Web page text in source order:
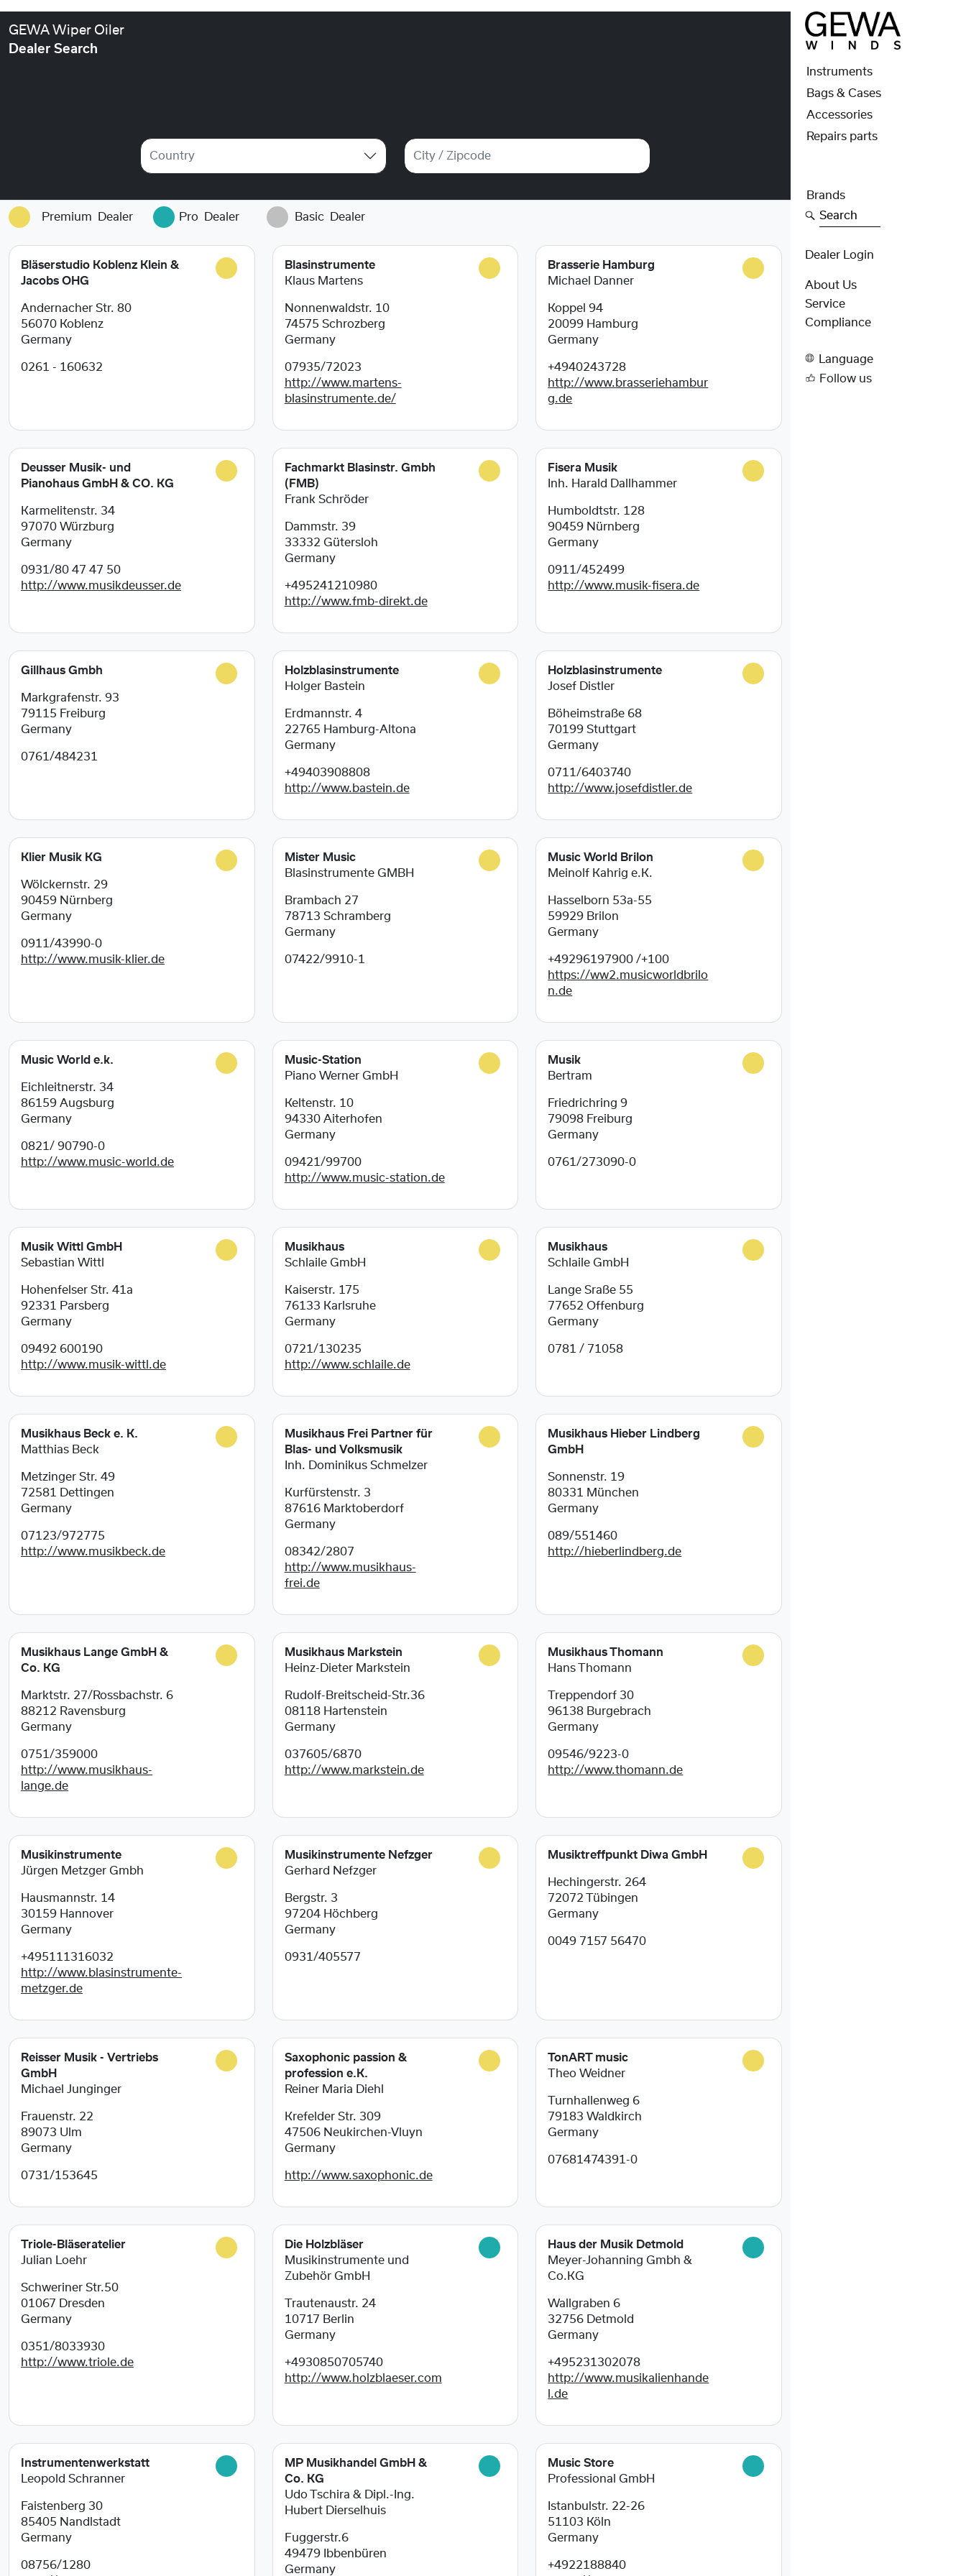
GEWA Wiper Oiler
Dealer Search
Country
Premium Dealer Pro Dealer Basic Dealer
Bläserstudio Koblenz Klein &
Jacobs OHG
Andernacher Str. 80
56070 Koblenz
Germany
0261 - 160632
Blasinstrumente
Klaus Martens
Nonnenwaldstr. 10
74575 Schrozberg
Germany
07935/72023
http://www.martens-
blasinstrumente.de/
Brasserie Hamburg
Michael Danner
Koppel 94
20099 Hamburg
Germany
+4940243728
http://www.brasseriehambur
g.de
Deusser Musik- und
Pianohaus GmbH & CO. KG
Karmelitenstr. 34
97070 Würzburg
Germany
0931/80 47 47 50
http://www.musikdeusser.de
Fachmarkt Blasinstr. Gmbh
(FMB)
Frank Schröder
Dammstr. 39
33332 Gütersloh
Germany
+495241210980
http://www.fmb-direkt.de
Fisera Musik
Inh. Harald Dallhammer
Humboldtstr. 128
90459 Nürnberg
Germany
0911/452499
http://www.musik-fisera.de
Gillhaus Gmbh
Markgrafenstr. 93
79115 Freiburg
Germany
0761/484231
Holzblasinstrumente
Holger Bastein
Erdmannstr. 4
22765 Hamburg-Altona
Germany
+49403908808
http://www.bastein.de
Holzblasinstrumente
Josef Distler
Böheimstraße 68
70199Stuttgart
Germany
0711/6403740
http://www.josefdistler.de
Klier Musik KG
Wölckernstr. 29
90459 Nürnberg
Germany
0911/43990-0
http://www.musik-klier.de
Mister Music
Blasinstrumente GMBH
Brambach 27
78713 Schramberg
Germany
07422/9910-1
Music World Brilon
Meinolf Kahrig e.K.
Hasselborn 53a-55
59929 Brilon
Germany
+49296197900 /+100
https://ww2.musicworldbrilo
n.de
Music World e.k.
Eichleitnerstr. 34
86159 Augsburg
Germany
0821/ 90790-0
http://www.music-world.de
Music-Station
Piano Werner GmbH
Keltenstr. 10
94330 Aiterhofen
Germany
09421/99700
http://www.music-station.de
Musik
Bertram
Friedrichring 9
79098 Freiburg
Germany
0761/273090-0
Musik Wittl GmbH
Sebastian Wittl
Hohenfelser Str. 41a
92331
Parsberg
Germany
09492 600190
http://www.musik-wittl.de
Musikhaus
Schlaile GmbH
Kaiserstr. 175
76133 Karlsruhe
Germany
0721/130235
http://www.schlaile.de
Musikhaus
Schlaile GmbH
Lange Sraße 55
77652 Offenburg
Germany
0781 / 71058
Musikhaus Beck e. K.
Matthias Beck
Metzinger Str. 49
72581
Dettingen
Germany
07123/972775
http://www.musikbeck.de
Musikhaus Frei Partner für
Blas- und Volksmusik
Inh. Dominikus Schmelzer
Kurfürstenstr. 3
87616 Marktoberdorf
Germany
08342/2807
http://www.musikhaus-
frei.de
Musikhaus Hieber Lindberg
GmbH
Sonnenstr. 19
80331
München
Germany
089/551460
http://hieberlindberg.de
Musikhaus Lange GmbH &
Co. KG
Marktstr. 27/Rossbachstr. 6
88212 Ravensburg
Germany
0751/359000
http://www.musikhaus-
lange.de
Musikhaus Markstein
Heinz-Dieter Markstein
Rudolf-Breitscheid-Str.36
08118 Hartenstein
Germany
037605/6870
http://www.markstein.de
Musikhaus Thomann
Hans Thomann
Treppendorf 30
96138 Burgebrach
Germany
09546/9223-0
http://www.thomann.de
Musikinstrumente
Jürgen Metzger Gmbh
Hausmannstr. 14
30159 Hannover
Germany
+495111316032
http://www.blasinstrumente-
metzger.de
Musikinstrumente Nefzger
Gerhard Nefzger
Bergstr. 3
97204 Höchberg
Germany
0931/405577
Musiktreffpunkt Diwa GmbH
Hechingerstr. 264
72072
Tübingen
Germany
0049 7157 56470
Reisser Musik - Vertriebs
GmbH
Michael Junginger
Frauenstr. 22
89073 Ulm
Germany
0731/153645
Saxophonic passion &
profession e.K.
Reiner Maria Diehl
Krefelder Str. 309
47506 Neukirchen-Vluyn
Germany
http://www.saxophonic.de
TonART music
Theo Weidner
Turnhallenweg 6
79183Waldkirch
Germany
07681474391-0
Triole-Bläseratelier
Julian Loehr
Schweriner Str.50
01067
Dresden
Germany
0351/8033930
http://www.triole.de
Die Holzbläser
Musikinstrumente und
Zubehör GmbH
Trautenaustr. 24
10717 Berlin
Germany
+4930850705740
http://www.holzblaeser.com
Haus der Musik Detmold
Meyer-Johanning Gmbh &
Co.KG
Wallgraben 6
32756
Detmold
Germany
+495231302078
http://www.musikalienhande
l.de
Instrumentenwerkstatt
Leopold Schranner
Faistenberg 30
85405 Nandlstadt
Germany
08756/1280
MP Musikhandel GmbH &
Co. KG
Udo Tschira & Dipl.-Ing.
Hubert Dierselhuis
Fuggerstr.6
49479
Ibbenbüren
Germany
Music Store
Professional GmbH
Istanbulstr. 22-26
51103 Köln
Germany
+4922188840
Instruments
Bags & Cases
Accessories
Repairs parts
Brands
Search
Dealer Login
About Us
Service
Compliance
Language
Follow us